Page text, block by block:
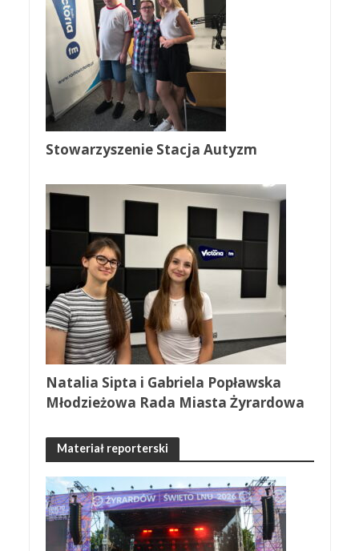
Stowarzyszenie Stacja Autyzm
Natalia Sipta i Gabriela Popławska
Młodzieżowa Rada Miasta Żyrardowa
Materiał reporterski